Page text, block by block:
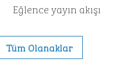
Eğlence yayın akışı
Tüm Olanaklar